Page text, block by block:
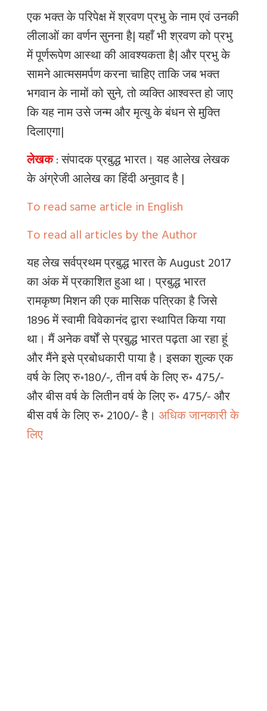
एक भक्त के परिपेक्ष में श्रवण प्रभु के नाम एवं उनकी
लीलाओं का वर्णन सुनना है| यहाँ भी श्रवण को प्रभु
में पूर्णरूपेण आस्था की आवश्यकता है| और प्रभु के
सामने आत्मसमर्पण करना चाहिए ताकि जब भक्त
भगवान के नामों को सुने, तो व्यक्ति आश्वस्त हो जाए
कि यह नाम उसे जन्म और मृत्यु के बंधन से मुक्ति
दिलाएगा|
लेखक: संपादक प्रबुद्ध भारत।यहआलेखलेखक
केअंग्रेजीआलेखकाहिंदीअनुवादहै|
To read same article in English
To read all articles by the Author
यह लेख सर्वप्रथम प्रबुद्ध भारत के August 2017
का अंक में प्रकाशित हुआ था। प्रबुद्ध भारत
रामकृष्ण मिशन की एक मासिक पत्रिका है जिसे
1896 में स्वामी विवेकानंद द्वारा स्थापित किया गया
था। मैं अनेक वर्षों से प्रबुद्ध भारत पढ़ता आ रहा हूं
और मैंने इसे प्रबोधकारी पाया है। इसका शुल्क एक
वर्ष के लिए रु॰180/-,तीन वर्ष के लिए रु॰ 475/-
और बीस वर्ष के लितीन वर्ष के लिए रु॰ 475/- और
बीस वर्ष के लिए रु॰ 2100/- है। अधिक जानकारी के
लिए